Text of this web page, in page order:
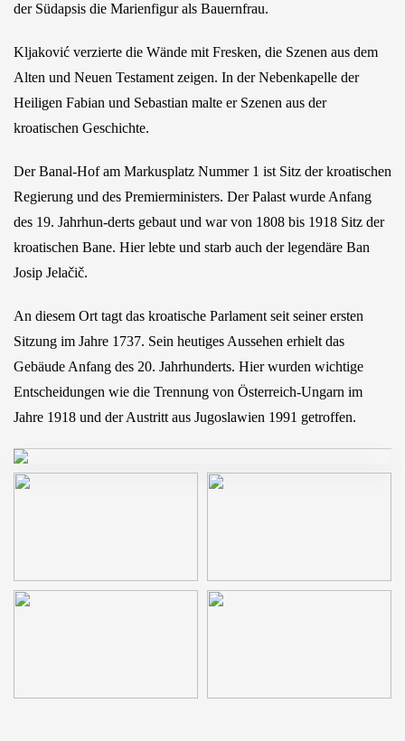
der Südapsis die Marienfigur als Bauernfrau.
Kljaković verzierte die Wände mit Fresken, die Szenen aus dem
Alten und Neuen Testament zeigen. In der Nebenkapelle der
Heiligen Fabian und Sebastian malte er Szenen aus der
kroatischen Geschichte.
Der Banal-Hof am Markusplatz Nummer 1 ist Sitz der kroatischen
Regierung und des Premierministers. Der Palast wurde Anfang
des 19. Jahrhun-derts gebaut und war von 1808 bis 1918 Sitz der
kroatischen Bane. Hier lebte und starb auch der legendäre Ban
Josip Jelačič.
An diesem Ort tagt das kroatische Parlament seit seiner ersten
Sitzung im Jahre 1737. Sein heutiges Aussehen erhielt das
Gebäude Anfang des 20. Jahrhunderts. Hier wurden wichtige
Entscheidungen wie die Trennung von Österreich-Ungarn im
Jahre 1918 und der Austritt aus Jugoslawien 1991 getroffen.